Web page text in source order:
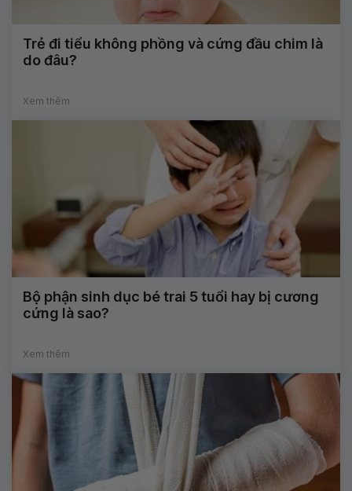
Trẻ đi tiểu không phồng và cứng đầu chim là
do đâu?
Xem thêm
Bộ phận sinh dục bé trai 5 tuổi hay bị cương
cứng là sao?
Xem thêm